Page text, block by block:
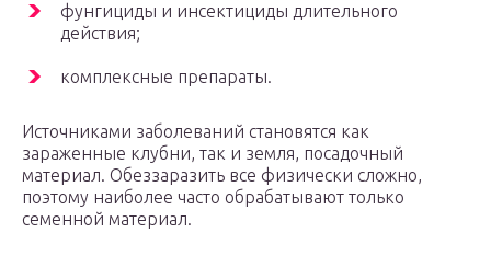
фунгициды и инсектициды длительного
действия;
комплексные препараты.
Источниками заболеваний становятся как
зараженные клубни, так и земля, посадочный
материал. Обеззаразить все физически сложно,
поэтому наиболее часто обрабатывают только
семенной материал.